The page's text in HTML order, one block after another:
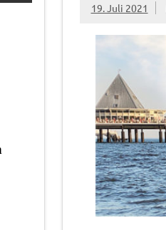
19. Juli 2021